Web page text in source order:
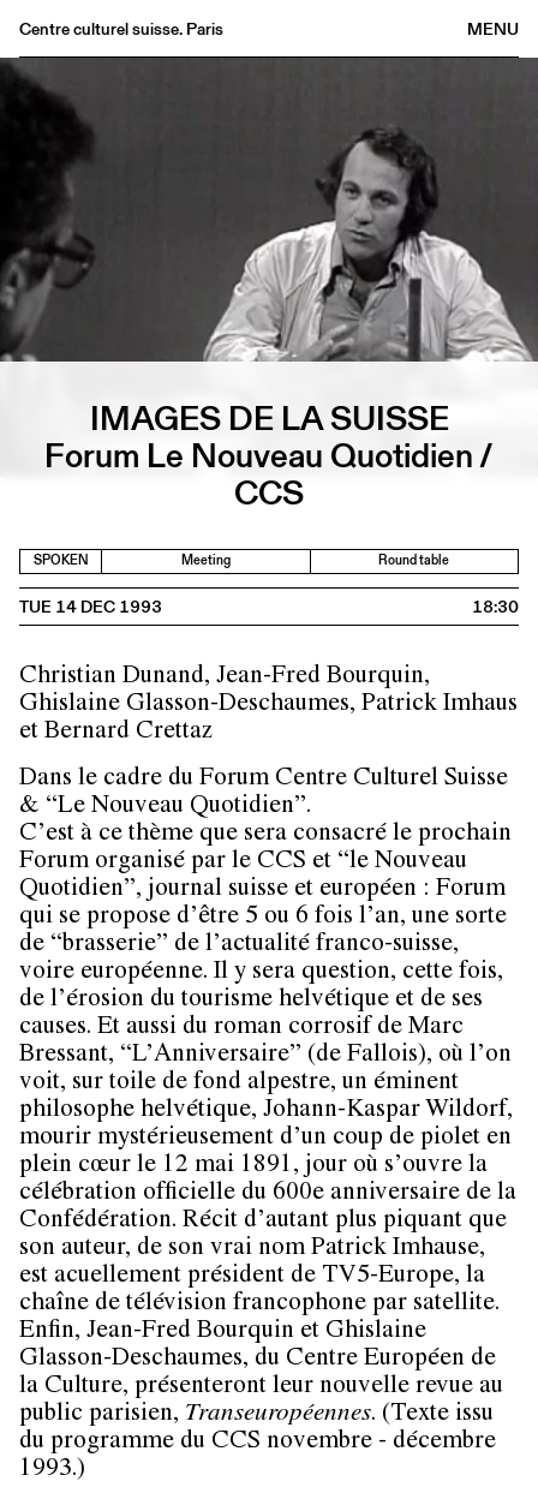
MENU
Centre culturel suisse. Paris
Agenda
Bookshop
Buvette
Archives
Medias
Publications
About
FR
IMAGES DE LA SUISSE
Forum Le Nouveau Quotidien /
CCS
SPOKEN Meeting Round table
TUE 14 DEC 1993 18:30
Christian Dunand, Jean-Fred Bourquin,
Ghislaine Glasson-Deschaumes, Patrick Imhaus
et Bernard Crettaz
Dans le cadre du Forum Centre Culturel Suisse
& “Le Nouveau Quotidien”.
C’est à ce thème que sera consacré le prochain
Forum organisé par le CCS et “le Nouveau
Quotidien”, journal suisse et européen : Forum
qui se propose d’être 5 ou 6 fois l’an, une sorte
de “brasserie” de l’actualité franco-suisse,
voire européenne. Il y sera question, cette fois,
de l’érosion du tourisme helvétique et de ses
causes. Et aussi du roman corrosif de Marc
Bressant, “L’Anniversaire” (de Fallois), où l’on
voit, sur toile de fond alpestre, un éminent
philosophe helvétique, Johann-Kaspar Wildorf,
mourir mystérieusement d’un coup de piolet en
plein cœur le 12 mai 1891, jour où s’ouvre la
célébration officielle du 600e anniversaire de la
Confédération. Récit d’autant plus piquant que
son auteur, de son vrai nom Patrick Imhause,
est acuellement président de TV5-Europe, la
chaîne de télévision francophone par satellite.
Enfin, Jean-Fred Bourquin et Ghislaine
Glasson-Deschaumes, du Centre Européen de
la Culture, présenteront leur nouvelle revue au
public parisien, Transeuropéennes. (Texte issu
du programme du CCS novembre - décembre
1993.)